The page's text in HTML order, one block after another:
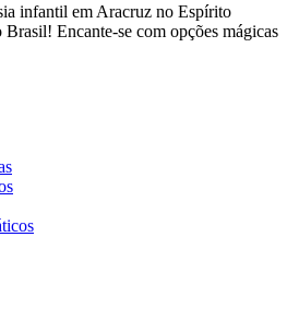
infantil em Aracruz no Espírito
Encante-se com opções mágicas